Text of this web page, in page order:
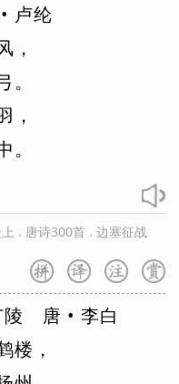
• 卢纶
，
。
，
。
， 唐诗300首 ， 边塞征战
陵 唐 • 李白
楼 ，